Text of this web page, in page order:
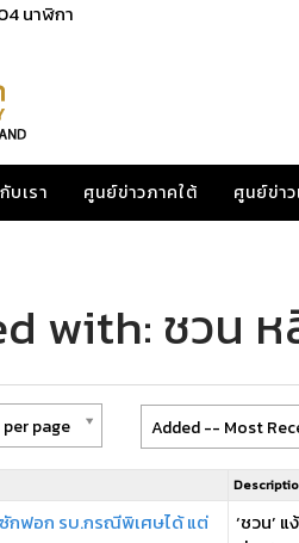
นาฬิกา
บเรา ศูนย์ข่าวภาคใต้ ศูนย์ข่า
with: ชวน
per page Added -- Most
ซักฟอก รบ.กรณีพิเศษได้ แต่
‘ชวน’